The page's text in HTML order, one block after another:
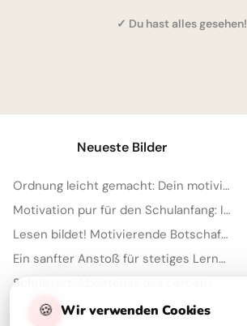
✓ Du hast alles gesehen!
🍪 Wir verwenden Cookies
Neueste Bilder
Ordnung leicht gemacht: Dein motivierender Spruch für Instagram zum Schulstart!
Motivation pur für den Schulanfang: Inspirierende Botschaft zum Teilen per WhatsApp!
Lesen bildet! Motivierende Botschaft zum Schulanfang für WhatsApp
Ein sanfter Anstoß für stetiges Lernen: Motivation zum Schulstart für YouTube.